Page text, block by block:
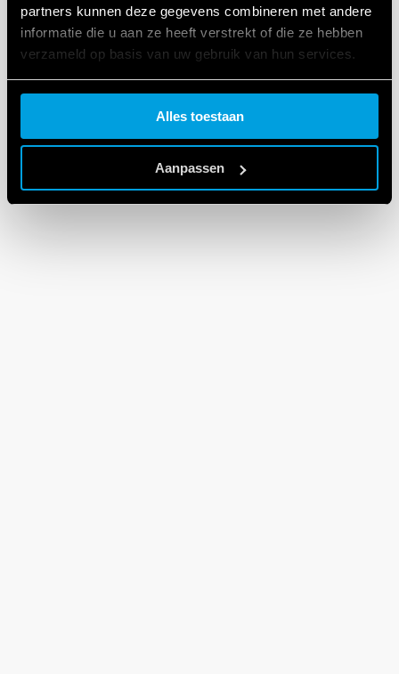
partners kunnen deze gegevens combineren met andere
informatie die u aan ze heeft verstrekt of die ze hebben
verzameld op basis van uw gebruik van hun services.
Cookie policy.
Alles toestaan
Aanpassen